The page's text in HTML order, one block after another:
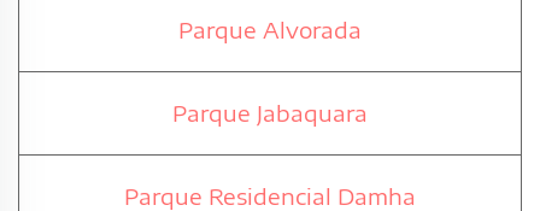
Parque Alvorada
Parque Jabaquara
Parque Residencial Damha